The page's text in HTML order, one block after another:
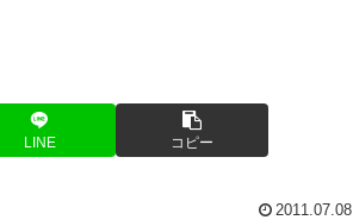
LINE コピー
2011.07.08